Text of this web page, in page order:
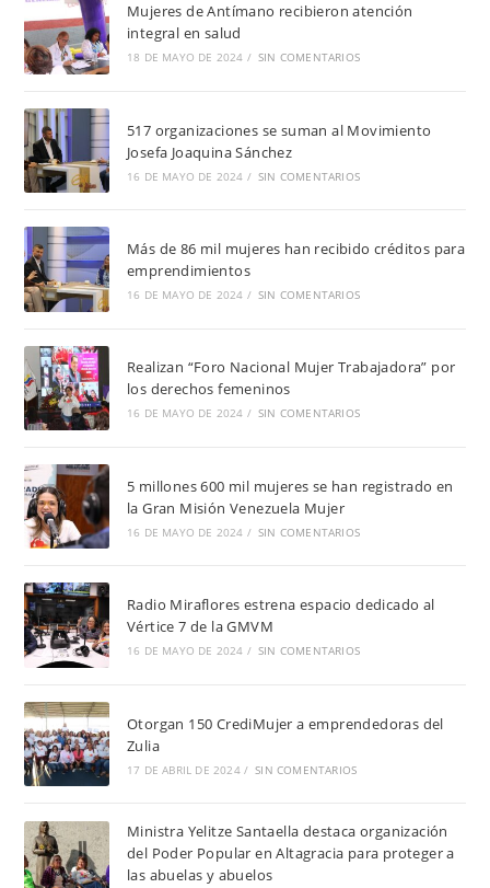
Mujeres de Antímano recibieron atención
integral en salud
18 DE MAYO DE 2024 / SIN COMENTARIOS
517 organizaciones se suman al Movimiento
Josefa Joaquina Sánchez
16 DE MAYO DE 2024 / SIN COMENTARIOS
Más de 86 mil mujeres han recibido créditos para
emprendimientos
16 DE MAYO DE 2024 / SIN COMENTARIOS
Realizan “Foro Nacional Mujer Trabajadora” por
los derechos femeninos
16 DE MAYO DE 2024 / SIN COMENTARIOS
5 millones 600 mil mujeres se han registrado en
la Gran Misión Venezuela Mujer
16 DE MAYO DE 2024 / SIN COMENTARIOS
Radio Miraflores estrena espacio dedicado al
Vértice 7 de la GMVM
16 DE MAYO DE 2024 / SIN COMENTARIOS
Otorgan 150 CrediMujer a emprendedoras del
Zulia
17 DE ABRIL DE 2024 / SIN COMENTARIOS
Ministra Yelitze Santaella destaca organización
del Poder Popular en Altagracia para proteger a
las abuelas y abuelos